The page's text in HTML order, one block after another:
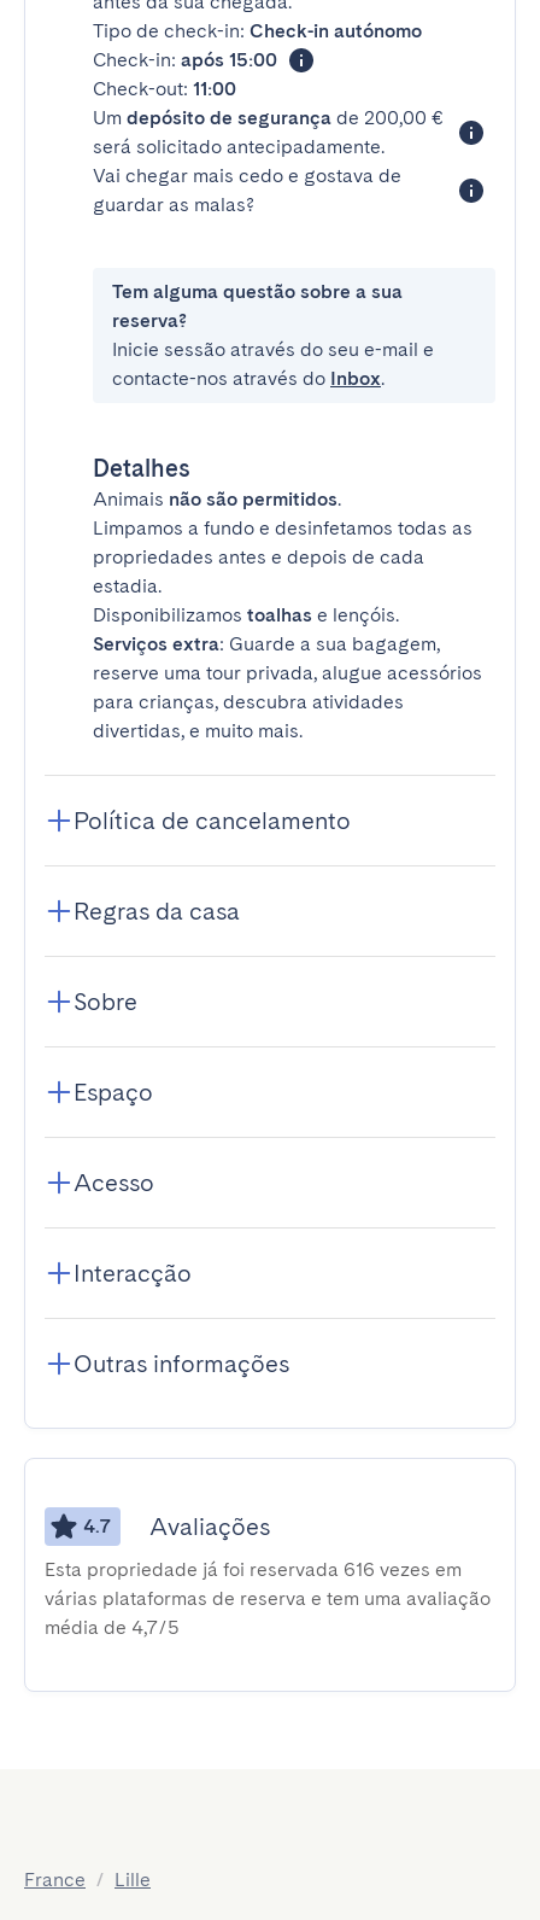
Tipo de check-in: Check-in autónomo
Check-in: após 15:00
Check-out: 11:00
Um depósito de segurança de 200,00 €
será solicitado antecipadamente.
Vai chegar mais cedo e gostava de
guardar as malas?
Tem alguma questão sobre a sua
reserva?
Inicie sessão através do seu e-mail e
contacte-nos através do Inbox.
Detalhes
Animais não são permitidos.
Limpamos a fundo e desinfetamos todas as
propriedades antes e depois de cada
estadia.
Disponibilizamos toalhas e lençóis.
Serviços extra: Guarde a sua bagagem,
reserve uma tour privada, alugue acessórios
para crianças, descubra atividades
divertidas, e muito mais.
Política de cancelamento
Regras da casa
Sobre
Espaço
Acesso
Interacção
Outras informações
4.7 Avaliações
Esta propriedade já foi reservada 616 vezes em
várias plataformas de reserva e tem uma avaliação
média de 4,7/5
France / Lille